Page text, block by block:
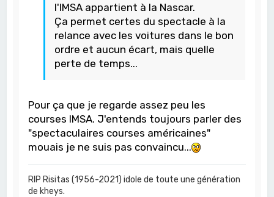
l'IMSA appartient à la Nascar.
Ça permet certes du spectacle à la
relance avec les voitures dans le bon
ordre et aucun écart, mais quelle
perte de temps...
Pour ça que je regarde assez peu les
courses IMSA. J'entends toujours parler des
"spectaculaires courses américaines"
mouais je ne suis pas convaincu...
RIP Risitas (1956-2021) idole de toute une génération
de kheys.